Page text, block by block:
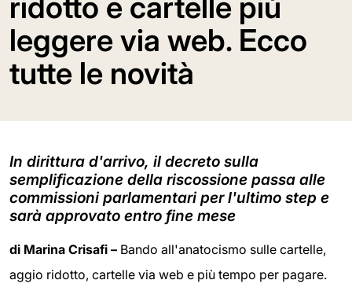
ridotto e cartelle più
leggere via web. Ecco
tutte le novità
In dirittura d'arrivo, il decreto sulla
semplificazione della riscossione passa alle
commissioni parlamentari per l'ultimo step e
sarà approvato entro fine mese
di Marina Crisafi – Bando all'anatocismo sulle cartelle,
aggio ridotto, cartelle via web e più tempo per pagare.